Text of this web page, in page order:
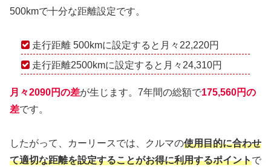
500kmで十分な距離設定です。
走行距離 500kmに設定すると月々22,220円
走行距離2500kmに設定すると月々24,310円
月々2090円の差が生じます。7年間の総額で175,560円の
差です。
したがって、カーリースでは、クルマの使用目的に合わせ
て適切な距離を設定することがお得に利用するポイントで